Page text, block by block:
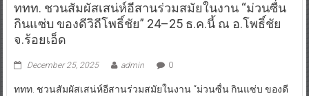
ททท. ชวนสัมผัสเสน่ห์อีสานร่วมสมัยในงาน “ม่วนซื่น
กินแซ่บ ของดีวิถีโพธิ์ชัย” 24–25 ธ.ค.นี้ ณ อ.โพธิ์ชัย
จ.ร้อยเอ็ด
December 25, 2025 admin 0
ททท. ชวนสัมผัสเสน่ห์อีสานร่วมสมัยในงาน “ม่วนซื่น กินแซ่บ ของดี